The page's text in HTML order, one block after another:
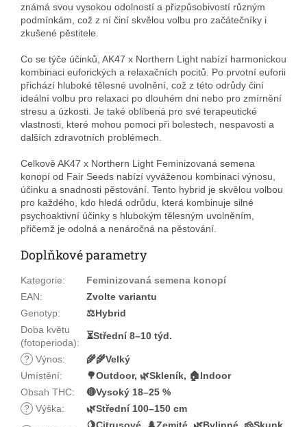
známá svou vysokou odolností a přizpůsobivostí různým
podmínkám, což z ní činí skvělou volbu pro začátečníky i
zkušené pěstitele.
Co se týče účinků, AK47 x Northern Light nabízí harmonickou
kombinaci euforických a relaxačních pocitů. Po prvotní euforii
přichází hluboké tělesné uvolnění, což z této odrůdy činí
ideální volbu pro relaxaci po dlouhém dni nebo pro zmírnění
stresu a úzkosti. Je také oblíbená pro své terapeutické
vlastnosti, které mohou pomoci při bolestech, nespavosti a
dalších zdravotních problémech.
Celkově AK47 x Northern Light Feminizovaná semena
konopí od Fair Seeds nabízí vyváženou kombinaci výnosu,
účinku a snadnosti pěstování. Tento hybrid je skvělou volbou
pro každého, kdo hledá odrůdu, která kombinuje silné
psychoaktivní účinky s hlubokým tělesným uvolněním,
přičemž je odolná a nenáročná na pěstování.
Doplňkové parametry
Kategorie:
Feminizovaná semena konopí
EAN:
Zvolte variantu
Genotyp:
⚖️Hybrid
Doba květu
(fotoperioda):
⏳Střední 8–10 týd.
? Výnos:
🌾🌾Velký
Umístění:
🌳Outdoor, 🌿Skleník, 🏠Indoor
Obsah THC:
🔴Vysoký 18–25 %
? Výška: 🌿Střední 100–150 cm